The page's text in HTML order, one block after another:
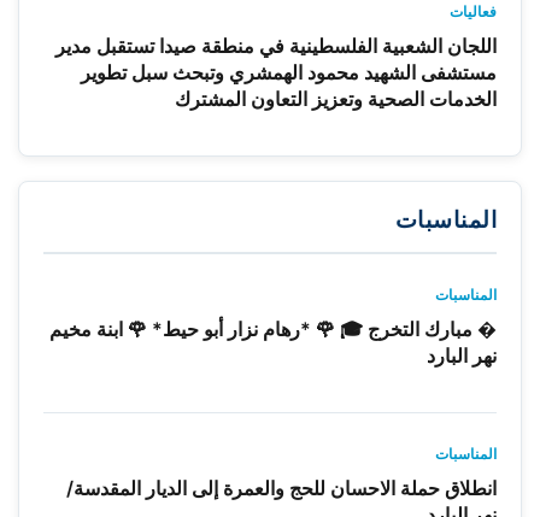
فعاليات
اللجان الشعبية الفلسطينية في منطقة صيدا تستقبل مدير
مستشفى الشهيد محمود الهمشري وتبحث سبل تطوير
الخدمات الصحية وتعزيز التعاون المشترك
المناسبات
المناسبات
� مبارك التخرج 🎓 🌹 *رهام نزار أبو حيط* 🌹 ابنة مخيم
نهر البارد
المناسبات
انطلاق حملة الاحسان للحج والعمرة إلى الديار المقدسة/